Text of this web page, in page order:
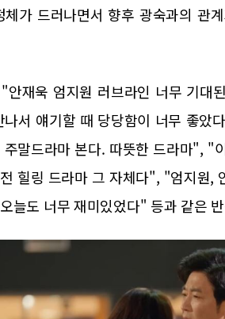
가 드러나면서 향후 광숙과의 관
안재욱 엄지원 러브라인 너무 기대
서 얘기할 때 당당함이 너무 좋았
말드라마 본다. 따뜻한 드라마", "
힐링 드라마 그 자체다", "엄지원,
늘도 너무 재미있었다" 등과 같은